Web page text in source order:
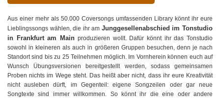
Aus einer mehr als 50.000 Coversongs umfassenden Library könnt ihr eure
Lieblingssongs wählen, die ihr am Junggesellenabschied im Tonstudio
in Frankfurt am Main produzieren wollt. Dafür könnt ihr das Tonstudio
sowohl in kleineren als auch in größeren Gruppen besuchen, denn je nach
Standort sind bis zu 25 Teilnehmen möglich. Im Vornherein können euch auf
Wunsch Übungsversionen bereitgestellt werden, sodass gemeinsamen
Proben nichts im Wege steht. Das heißt aber nicht, dass ihr eure Kreativität
nicht ausleben dürft, im Gegenteil: eigene Songzeilen oder gar neue
Songtexte sind immer willkommen. So könnt ihr die eine oder andere